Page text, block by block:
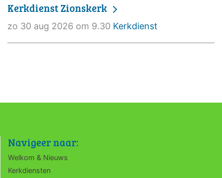
Kerkdienst Zionskerk
zo 30 aug 2026 om 9.30 Kerkdienst
Navigeer naar:
Welkom & Nieuws
Kerkdiensten